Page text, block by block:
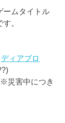
ームタイトル
。
ディアブロ
※災害中につき